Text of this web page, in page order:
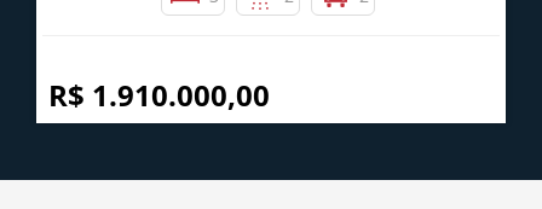
3
R$ 1.910.000,00